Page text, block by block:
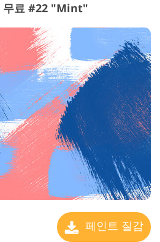
무료 #22 "Mint"
페인트 질감